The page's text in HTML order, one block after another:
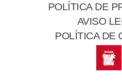
POLÍTICA DE
AVISO
POLÍTICA DE